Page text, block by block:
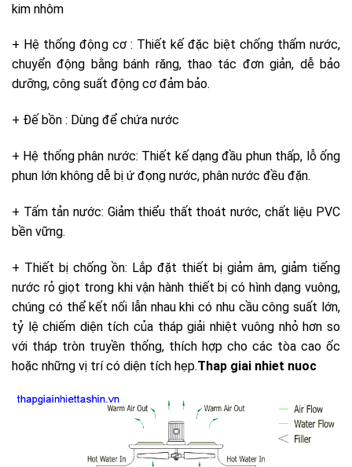
kim nhôm
+ Hệ thống động cơ : Thiết kế đặc biệt chống thấm nước,
chuyển động bằng bánh răng, thao tác đơn giản, dễ bảo
dưỡng, công suất động cơ đảm bảo.
+ Đế bồn : Dùng để chứa nước
+ Hệ thống phân nước: Thiết kế dạng đầu phun thấp, lỗ ống
phun lớn không dễ bị ứ đọng nước, phân nước đều đặn.
+ Tấm tản nước: Giảm thiểu thất thoát nước, chất liệu PVC
bền vững.
+ Thiết bị chống ồn: Lắp đặt thiết bị giảm âm, giảm tiếng
nước rỏ giọt trong khi vận hành thiết bị có hình dạng vuông,
chúng có thể kết nối lẫn nhau khi có nhu cầu công suất lớn,
tỷ lệ chiếm diện tích của tháp giải nhiệt vuông nhỏ hơn so
với tháp tròn truyền thống, thích hợp cho các tòa cao ốc
hoặc những vị trí có diện tích hẹp.Thap giai nhiet nuoc